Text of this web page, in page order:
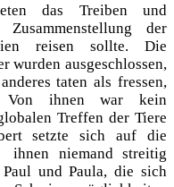
das Treiben und
der
reisen sollte. Die
wurden ausgeschlossen,
taten als fressen,
Von ihnen war kein
Treffen der Tiere
setzte sich auf die
niemand streitig
und Paula, die sich